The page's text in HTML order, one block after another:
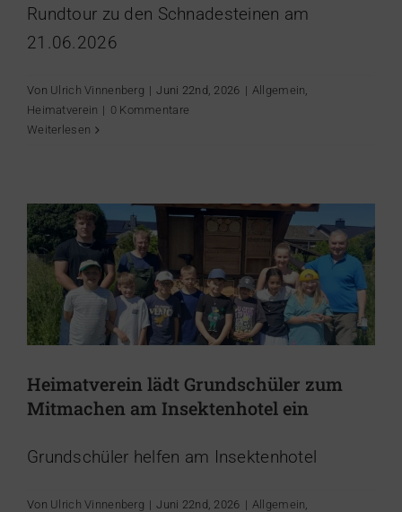
Rundtour zu den Schnadesteinen am
21.06.2026
Von Ulrich Vinnenberg | Juni 22nd, 2026 | Allgemein,
Heimatverein | 0 Kommentare
WeiterlesenHeimatverein lädt Grundschüler zum
Heimatverein lädt Grundschüler zum
Mitmachen am Insektenhotel ein
Grundschüler helfen am Insektenhotel
Von Ulrich Vinnenberg | Juni 22nd, 2026 | Allgemein